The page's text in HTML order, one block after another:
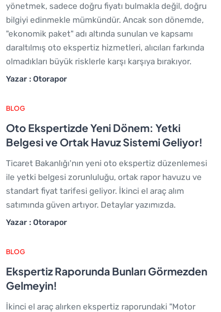
yönetmek, sadece doğru fiyatı bulmakla değil, doğru
bilgiyi edinmekle mümkündür. Ancak son dönemde,
"ekonomik paket" adı altında sunulan ve kapsamı
daraltılmış oto ekspertiz hizmetleri, alıcıları farkında
olmadıkları büyük risklerle karşı karşıya bırakıyor.
Yazar : Otorapor
BLOG
Oto Ekspertizde Yeni Dönem: Yetki
Belgesi ve Ortak Havuz Sistemi Geliyor!
Ticaret Bakanlığı'nın yeni oto ekspertiz düzenlemesi
ile yetki belgesi zorunluluğu, ortak rapor havuzu ve
standart fiyat tarifesi geliyor. İkinci el araç alım
satımında güven artıyor. Detaylar yazımızda.
Yazar : Otorapor
BLOG
Ekspertiz Raporunda Bunları Görmezden
Gelmeyin!
İkinci el araç alırken ekspertiz raporundaki "Motor